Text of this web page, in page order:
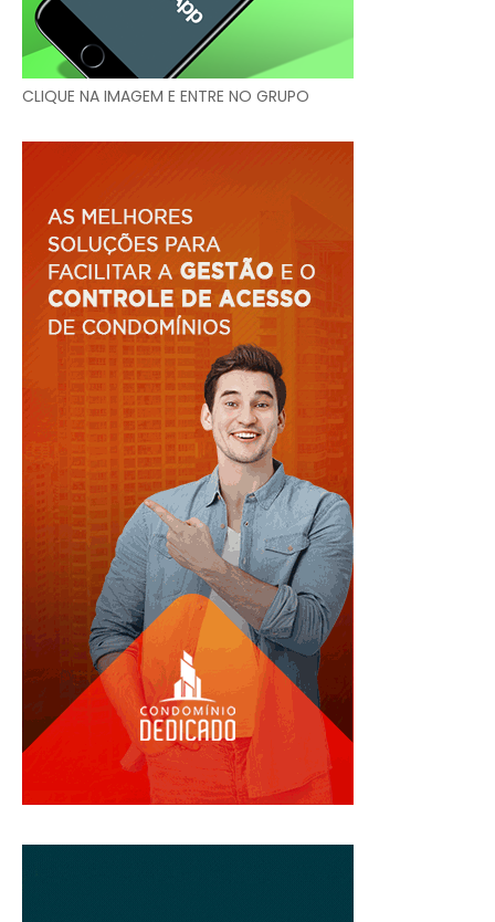
CLIQUE NA IMAGEM E ENTRE NO GRUPO